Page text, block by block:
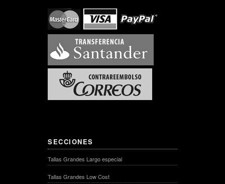
SECCIONES
Tallas Grandes Largo especial
Tallas Grandes Low Cost